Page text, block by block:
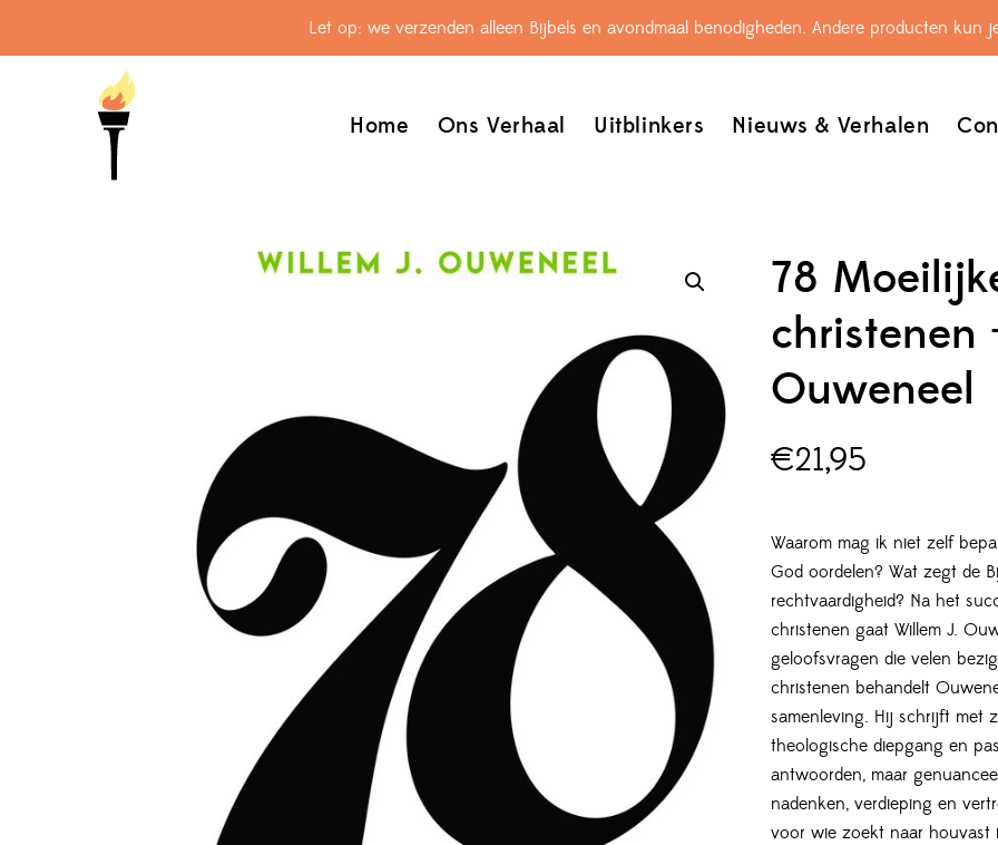
Let op: we verzenden alleen Bijbels en avondmaal benodigheden. Andere producten kun
Home Ons Verhaal Uitblinkers Nieuws & Verhalen
78
christenen
Ouweneel
€21,95
Waarom mag ik niet zelf
God oordelen? Wat zegt de
rechtvaardigheid? Na het
christenen gaat Willem J.
geloofsvragen die velen
christenen behandelt
samenleving. Hij schrijft met
theologische diepgang en
antwoorden, maar
nadenken, verdieping en
voor wie zoekt naar